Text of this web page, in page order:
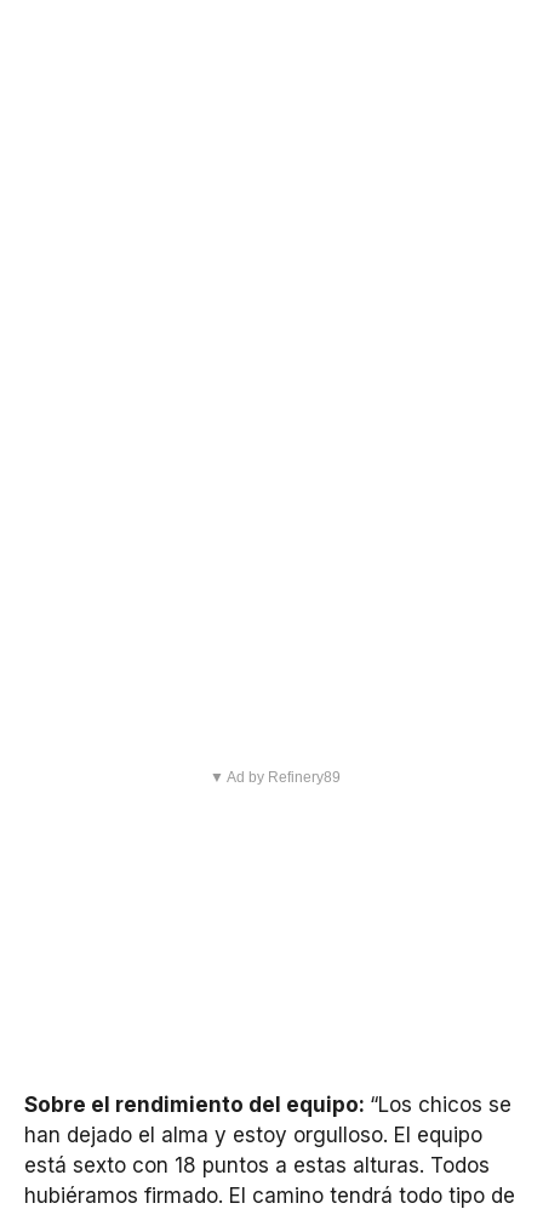
▼ Ad by Refinery89
Sobre el rendimiento del equipo: “Los chicos se
han dejado el alma y estoy orgulloso. El equipo
está sexto con 18 puntos a estas alturas. Todos
hubiéramos firmado. El camino tendrá todo tipo de